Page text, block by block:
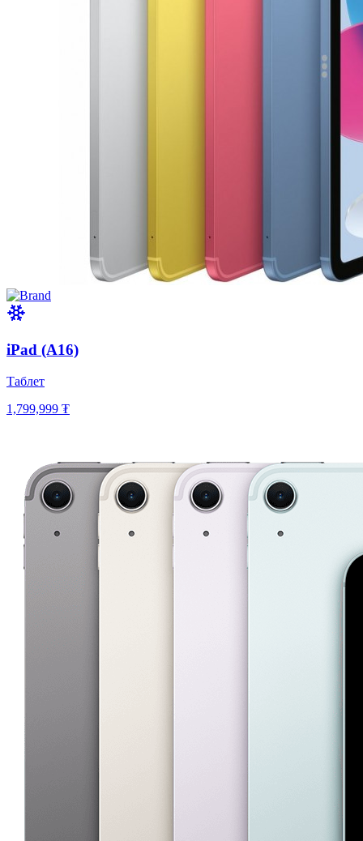
iPad (A16)
Таблет
1,799,999 ₮